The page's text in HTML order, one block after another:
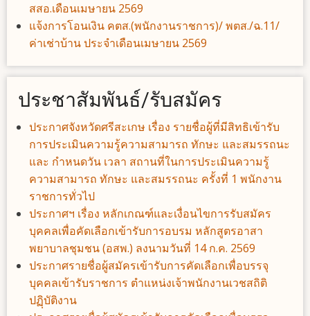
สสอ.เดือนเมษายน 2569
แจ้งการโอนเงิน คตส.(พนักงานราชการ)/ พตส./ฉ.11/
ค่าเช่าบ้าน ประจำเดือนเมษายน 2569
ประชาสัมพันธ์/รับสมัคร
ประกาศจังหวัดศรีสะเกษ เรื่อง รายชื่อผู้ที่มีสิทธิเข้ารับ
การประเมินความรู้ความสามารถ ทักษะ และสมรรถนะ
และ กำหนดวัน เวลา สถานที่ในการประเมินความรู้
ความสามารถ ทักษะ และสมรรถนะ ครั้งที่ 1 พนักงาน
ราชการทั่วไป
ประกาศฯ เรื่อง หลักเกณฑ์และเงื่อนไขการรับสมัคร
บุคคลเพื่อคัดเลือกเข้ารับการอบรม หลักสูตรอาสา
พยาบาลชุมชน (อสพ.) ลงนามวันที่ 14 ก.ค. 2569
ประกาศรายชื่อผู้สมัครเข้ารับการคัดเลือกเพื่อบรรจุ
บุคคลเข้ารับราชการ ตำแหน่งเจ้าพนักงานเวชสถิติ
ปฏฺิบัติงาน